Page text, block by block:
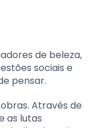
de beleza,
sociais e
pensar.
Através de
as lutas